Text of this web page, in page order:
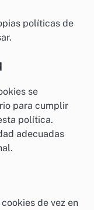
políticas de
se
para cumplir
política.
adecuadas
de vez en